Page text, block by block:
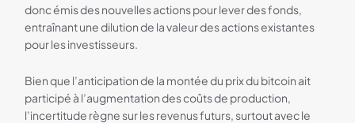
donc émis des nouvelles actions pour lever des fonds,
entraînant une dilution de la valeur des actions existantes
pour les investisseurs.
Bien que l’anticipation de la montée du prix du bitcoin ait
participé à l’augmentation des coûts de production,
l’incertitude règne sur les revenus futurs, surtout avec le